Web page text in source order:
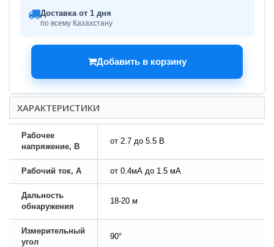
Доставка от 1 дня
по всему Казахстану
Добавить в корзину
ХАРАКТЕРИСТИКИ
Рабочее
напряжение, В
от 2.7 до 5.5 В
Рабочий ток, А от 0.4мА до 1.5 мА
Дальность
обнаружения
18-20 м
Измерительный
угол
90°